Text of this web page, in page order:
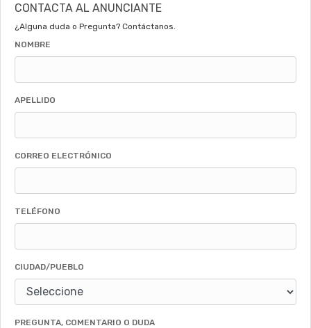
CONTACTA AL ANUNCIANTE
¿Alguna duda o Pregunta? Contáctanos.
NOMBRE
APELLIDO
CORREO ELECTRÓNICO
TELÉFONO
CIUDAD/PUEBLO
PREGUNTA, COMENTARIO O DUDA